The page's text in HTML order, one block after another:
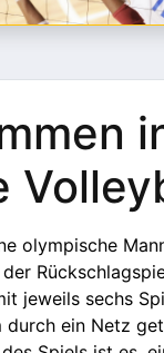
olympische
jeweils sechs
durch ein Netz